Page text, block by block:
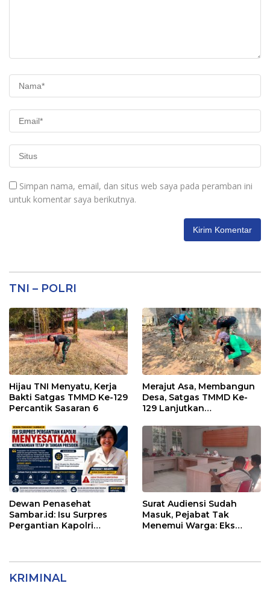
Simpan nama, email, dan situs web saya pada peramban ini
untuk komentar saya berikutnya.
TNI – POLRI
Hijau TNI Menyatu, Kerja
Bakti Satgas TMMD Ke-129
Percantik Sasaran 6
Merajut Asa, Membangun
Desa, Satgas TMMD Ke-
129 Lanjutkan
Dewan Penasehat
Sambar.id: Isu Surpres
Pergantian Kapolri
Surat Audiensi Sudah
Masuk, Pejabat Tak
Menemui Warga: Eks
KRIMINAL